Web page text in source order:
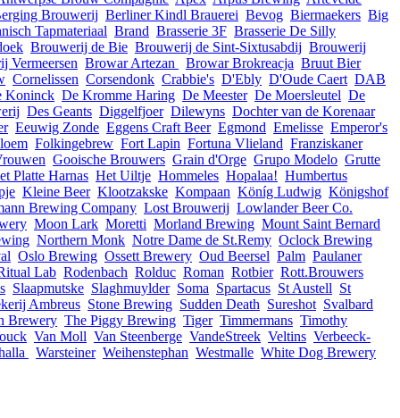
Brouwerij Berliner Kindl Brauerei Bevog Biermaekers Big
Tapmateriaal Brand Brasserie 3F Brasserie De Silly
Brouwerij de Bie Brouwerij de Sint-Sixtusabdij Brouwerij
Vermeersen Browar Artezan Browar Brokreacja Bruut Bier
Cornelissen Corsendonk Crabbie's D'Ebly D'Oude Caert DAB
Koninck De Kromme Haring De Meester De Moersleutel De
Des Geants Diggelfjoer Dilewyns Dochter van de Korenaar
Eeuwig Zonde Eggens Craft Beer Egmond Emelisse Emperor's
Folkingebrew Fort Lapin Fortuna Vlieland Franziskaner
Gooische Brouwers Grain d'Orge Grupo Modelo Grutte
Platte Harnas Het Uiltje Hommeles Hopalaa! Humbertus
Kleine Beer Klootzakske Kompaan Köníg Ludwig Königshof
Brewing Company Lost Brouwerij Lowlander Beer Co.
Moon Lark Moretti Morland Brewing Mount Saint Bernard
Northern Monk Notre Dame de St.Remy Oclock Brewing
Oslo Brewing Ossett Brewery Oud Beersel Palm Paulaner
Lab Rodenbach Rolduc Roman Rotbier Rott.Brouwers
Slaapmutske Slaghmuylder Soma Spartacus St Austell St
Ambreus Stone Brewing Sudden Death Sureshot Svalbard
Brewery The Piggy Brewing Tiger Timmermans Timothy
Van Moll Van Steenberge VandeStreek Veltins Verbeeck-
Warsteiner Weihenstephan Westmalle White Dog Brewery